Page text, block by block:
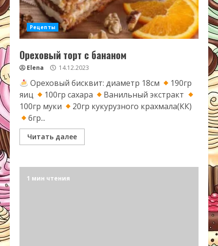
Рецепты
Ореховый торт с бананом
Elena 14.12.2023
Ореховый бисквит: диаметр 18см
190гр
яиц
100гр сахара
Ванильный экстракт
100гр муки
20гр кукурузного крахмала(КК)
6гр...
Читать далее
1 мин чтения